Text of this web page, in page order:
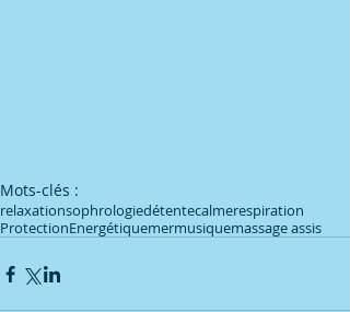
Mots-clés :
relaxationsophrologiedétentecalmerespiration
ProtectionEnergétiquemermusiquemassage assis